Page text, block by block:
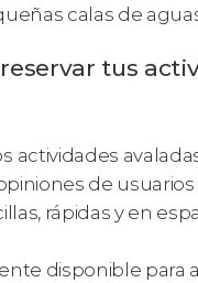
calas de
tus
actividades
de usuarios
rápidas y en
disponible para